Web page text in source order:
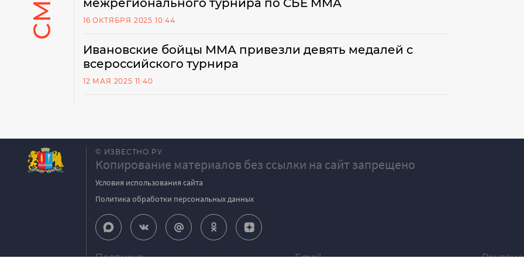
межрегионального турнира по СБЕ ММА
16 ОКТЯБРЯ 2025 10:44
Ивановские бойцы ММА привезли девять медалей с
всероссийского турнира
12 МАЯ 2025 11:40
© ИЗВЕСТНО.РУ
Копирование материалов без ссылки на сайт запрещено
Условия использования сайта
Политика обработки персональных данных
Подписка Email Реклама